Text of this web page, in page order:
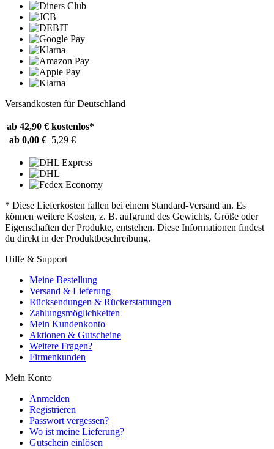
Versandkosten für Deutschland
ab 42,90 € kostenlos*
ab 0,00 € 5,29 €
* Diese Lieferkosten fallen bei einem Standard-Versand an. Es
können weitere Kosten, z. B. aufgrund des Gewichts, Größe oder
Eigenschaften der Produkte, entstehen. Diese Informationen findest
du direkt in der Produktbeschreibung.
Hilfe & Support
Meine Bestellung
Versand & Lieferung
Rücksendungen & Rückerstattungen
Zahlungsmöglichkeiten
Mein Kundenkonto
Aktionen & Gutscheine
Weitere Fragen?
Firmenkunden
Mein Konto
Anmelden
Registrieren
Passwort vergessen?
Wo ist meine Lieferung?
Gutschein einlösen